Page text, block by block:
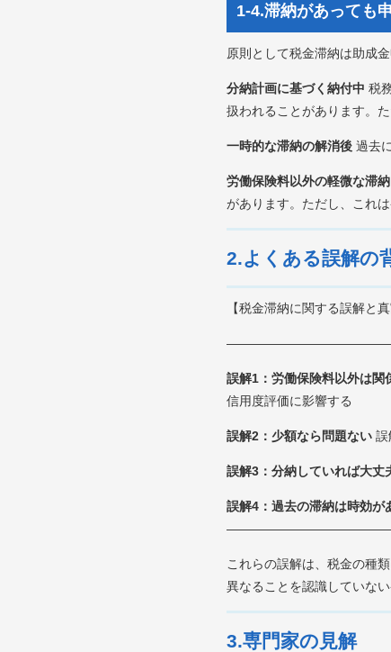
1-4.滞納があっても
原則として税金滞納は助成
分納計画に基づく納付中 税
扱われることがあります。
一時的な滞納の解消後 過去
労働保険料以外の軽微な滞納
があります。ただし、これ
2.よくある誤解の
【税金滞納に関する誤解と真
誤解1：労働保険料以外は関
信用度評価に影響する
誤解2：少額なら問題ない 誤
誤解3：分納していれば大丈
誤解4：過去の滞納は時効が
これらの誤解は、税金の種
異なることを認識していな
3.専門家の見解